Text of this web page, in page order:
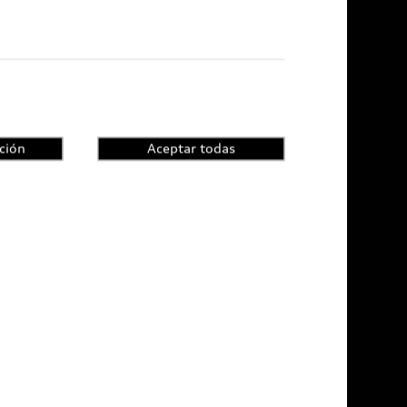
Aceptar todas